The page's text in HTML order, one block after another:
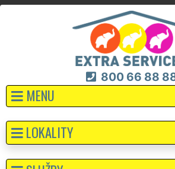
800 66 88
MENU
LOKALITY